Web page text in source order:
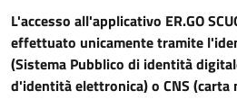
L'accesso all'applicativo ER.GO
effettuato unicamente tramite
(Sistema Pubblico di identità
d'identità elettronica) o CNS (carta